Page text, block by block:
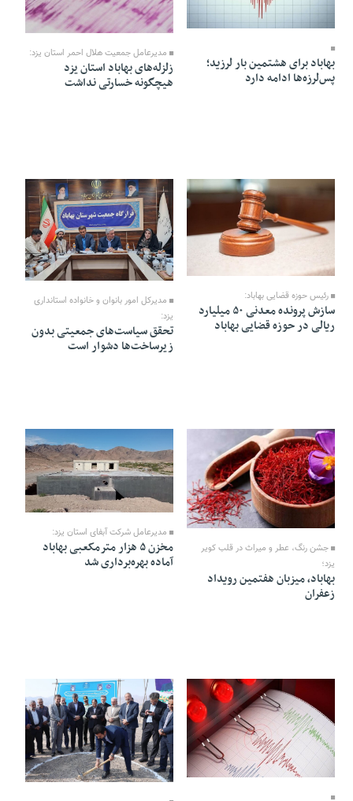
07 Azar 1404 - 15:44
بهاباد برای هشتمین بار لرزید؛
پس‌لرزه‌ها ادامه دارد
07 Azar 1404 - 11:18
مدیرعامل جمعیت هلال احمر استان یزد:
زلزله‌های بهاباد استان یزد
هیچگونه خسارتی نداشت
05 Azar 1404 - 13:58
رئیس حوزه قضایی بهاباد:
سازش پرونده معدنی ۵۰ میلیارد
ریالی در حوزه قضایی بهاباد
21 Aban 1404 - 19:02
مدیرکل امور بانوان و خانواده استانداری
یزد:
تحقق سیاست‌های جمعیتی بدون
زیرساخت‌ها دشوار است
جشن رنگ، عطر و میراث در قلب کویر
یزد؛
بهاباد، میزبان هفتمین رویداد
زعفران
17 Aban 1404 - 19:05
مدیرعامل شرکت آبفای استان یزد:
مخزن ۵ هزار مترمکعبی بهاباد
آماده بهره‌برداری شد
28 Mehr 1404 - 11:32